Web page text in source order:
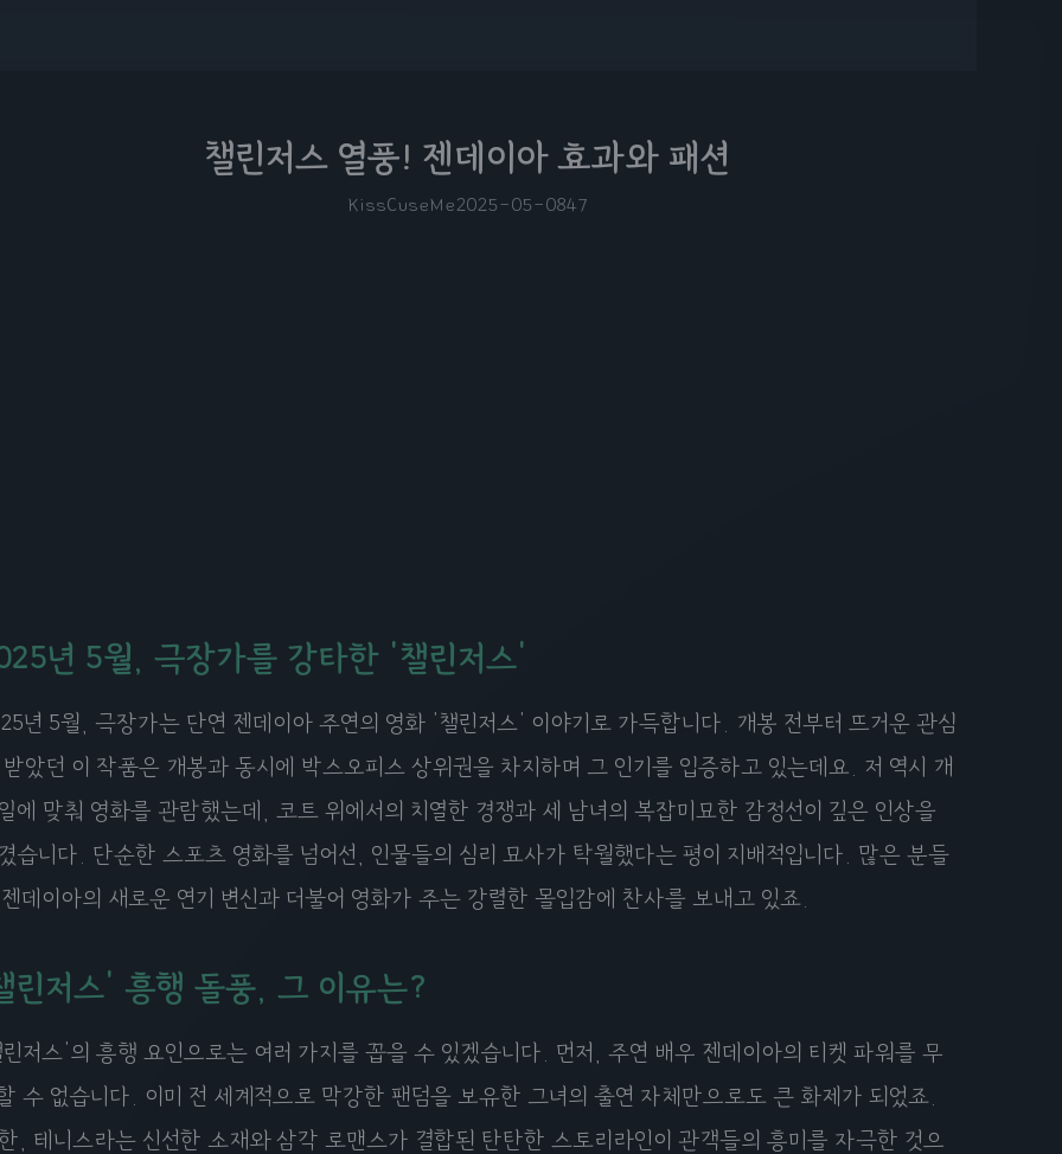
챌린저스 열풍! 젠데이아 효과와 패션
KissCuseMe2025-05-0847
년 5월, 극장가를 강타한 '챌린저스'
년 5월, 극장가는 단연 젠데이아 주연의 영화 '챌린저스' 이야기로 가득합니다. 개봉 전부터 뜨거운 관심
았던 이 작품은 개봉과 동시에 박스오피스 상위권을 차지하며 그 인기를 입증하고 있는데요. 저 역시 개
에 맞춰 영화를 관람했는데, 코트 위에서의 치열한 경쟁과 세 남녀의 복잡미묘한 감정선이 깊은 인상을
습니다. 단순한 스포츠 영화를 넘어선, 인물들의 심리 묘사가 탁월했다는 평이 지배적입니다. 많은 분들
데이아의 새로운 연기 변신과 더불어 영화가 주는 강렬한 몰입감에 찬사를 보내고 있죠.
린저스' 흥행 돌풍, 그 이유는?
저스'의 흥행 요인으로는 여러 가지를 꼽을 수 있겠습니다. 먼저, 주연 배우 젠데이아의 티켓 파워를 무
수 없습니다. 이미 전 세계적으로 막강한 팬덤을 보유한 그녀의 출연 자체만으로도 큰 화제가 되었죠.
, 테니스라는 신선한 소재와 삼각 로맨스가 결합된 탄탄한 스토리라인이 관객들의 흥미를 자극한 것으